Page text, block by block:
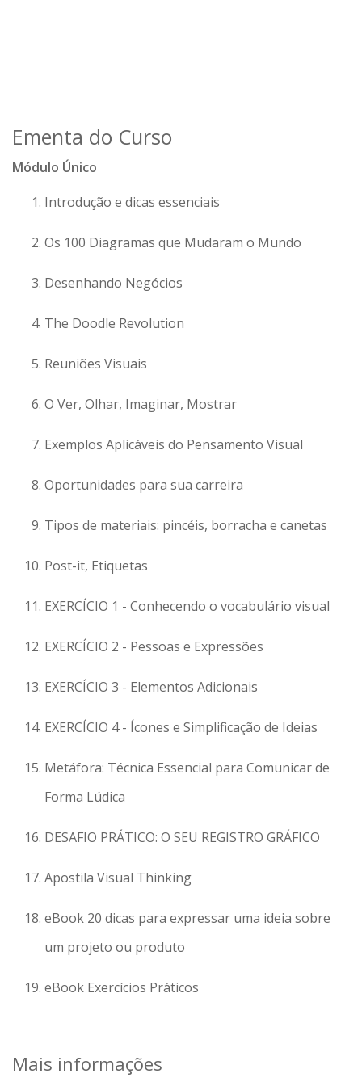
Ementa do Curso
Módulo Único
Introdução e dicas essenciais
Os 100 Diagramas que Mudaram o Mundo
Desenhando Negócios
The Doodle Revolution
Reuniões Visuais
O Ver, Olhar, Imaginar, Mostrar
Exemplos Aplicáveis do Pensamento Visual
Oportunidades para sua carreira
Tipos de materiais: pincéis, borracha e canetas
Post-it, Etiquetas
EXERCÍCIO 1 - Conhecendo o vocabulário visual
EXERCÍCIO 2 - Pessoas e Expressões
EXERCÍCIO 3 - Elementos Adicionais
EXERCÍCIO 4 - Ícones e Simplificação de Ideias
Metáfora: Técnica Essencial para Comunicar de
Forma Lúdica
DESAFIO PRÁTICO: O SEU REGISTRO GRÁFICO
Apostila Visual Thinking
eBook 20 dicas para expressar uma ideia sobre
um projeto ou produto
eBook Exercícios Práticos
Mais informações